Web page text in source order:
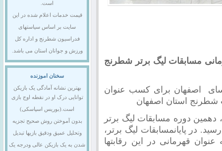
مسابقات لیگ برتر شطرنج
اصفهان برای کسب عنوان
شطرنج استان اصفهان
دوره مسابقات لیگ برتر
در پایانمسابقات لیگ برتر،
با کسب 60.5 امتیاز به عنوان قهرمانی در این رقابتها
است.
قیمت خدمات اعلام شده در این
سایت بر اساس سیاستهای
فدراسیون شطرنج و اداره کل
ورزش و جوانان استان می باشد.
سخنان اموزنده
بهترین نشانه آمادگی یک بازیکن
توانایی درک او در نقطه اوج بازی
است.(بوریس اسپاسکی)
بدون آموختن روش صحیح تجزیه
وتحلیل عمیق ودقیق بازیها تبدیل
شدن به یک بازیکن عالی ودرجه یک